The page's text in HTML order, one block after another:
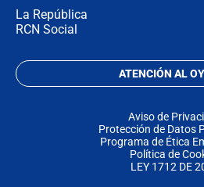
La República
RCN Social
ATENCIÓN AL
Aviso de
Protección de Datos
Programa de Ética
Política de
LEY 1712 DE